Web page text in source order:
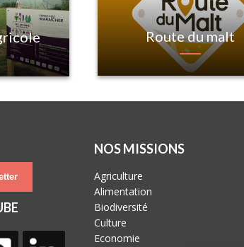
Route du malt
NOS MISSIONS
Agriculture
Alimentation
Biodiversité
Culture
Economie